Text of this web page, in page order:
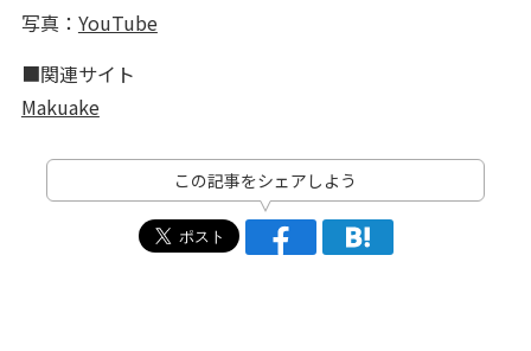
写真： YouTube
■関連サイト
Makuake
この記事をシェアしよう